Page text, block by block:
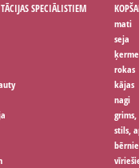
SPECIĀLISTIEM
mati
seja
rokas
kājas
nagi
stils,